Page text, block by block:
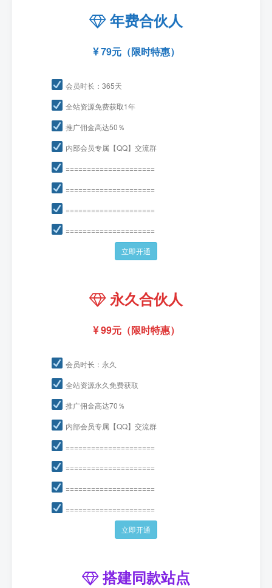
年费合伙人
79元（限时特惠）
会员时长：365天
全站资源免费获取1年
推广佣金高达50％
内部会员专属【QQ】交流群
=====================
=====================
=====================
=====================
立即开通
永久合伙人
99元（限时特惠）
会员时长：永久
全站资源永久免费获取
推广佣金高达70％
内部会员专属【QQ】交流群
=====================
=====================
=====================
=====================
立即开通
搭建同款站点